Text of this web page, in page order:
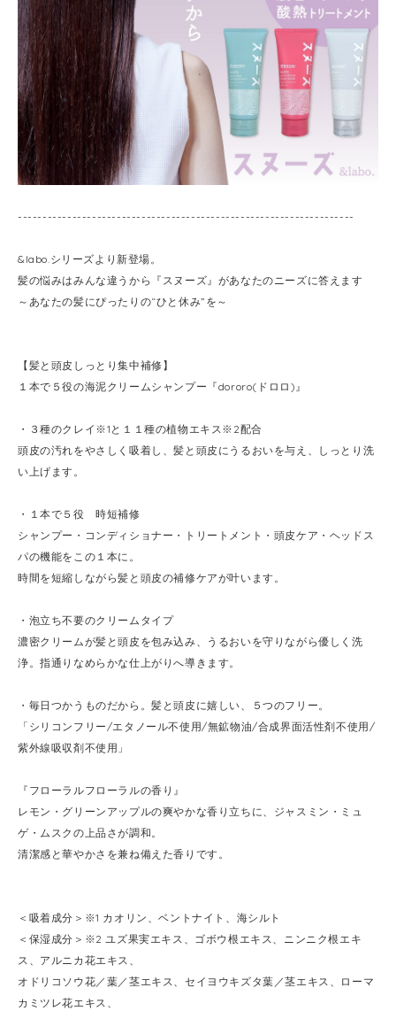
--------------------------------------------------------------------
&labo.シリーズより新登場。
髪の悩みはみんな違うから『スヌーズ』があなたのニーズに答えます
～あなたの髪にぴったりの“ひと休み”を～
【髪と頭皮しっとり集中補修】
１本で５役の海泥クリームシャンプー『dororo(ドロロ)』
・３種のクレイ※1と１１種の植物エキス※2配合
頭皮の汚れをやさしく吸着し、髪と頭皮にうるおいを与え、しっとり洗
い上げます。
・１本で５役 時短補修
シャンプー・コンディショナー・トリートメント・頭皮ケア・ヘッドス
パの機能をこの１本に。
時間を短縮しながら髪と頭皮の補修ケアが叶います。
・泡立ち不要のクリームタイプ
濃密クリームが髪と頭皮を包み込み、うるおいを守りながら優しく洗
浄。指通りなめらかな仕上がりへ導きます。
・毎日つかうものだから。髪と頭皮に嬉しい、５つのフリー。
「シリコンフリー/エタノール不使用/無鉱物油/合成界面活性剤不使用/
紫外線吸収剤不使用」
『フローラルフローラルの香り』
レモン・グリーンアップルの爽やかな香り立ちに、ジャスミン・ミュ
ゲ・ムスクの上品さが調和。
清潔感と華やかさを兼ね備えた香りです。
＜吸着成分＞※1 カオリン、ベントナイト、海シルト
＜保湿成分＞※2 ユズ果実エキス、ゴボウ根エキス、ニンニク根エキ
ス、アルニカ花エキス、
オドリコソウ花／葉／茎エキス、セイヨウキズタ葉／茎エキス、ローマ
カミツレ花エキス、